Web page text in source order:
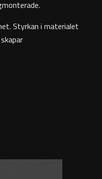
Styrkan i materialet